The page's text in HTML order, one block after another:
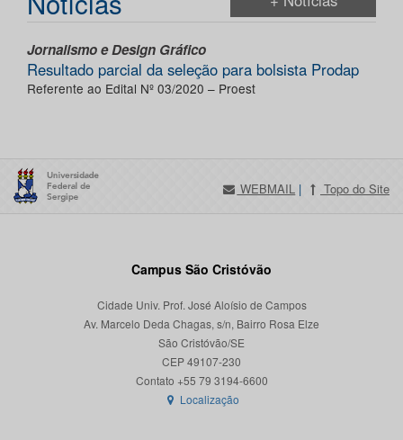
Jornalismo e Design Gráfico
Resultado parcial da seleção para bolsista Prodap
Referente ao Edital Nº 03/2020 – Proest
WEBMAIL | Topo do Site
Campus São Cristóvão
Cidade Univ. Prof. José Aloísio de Campos
Av. Marcelo Deda Chagas, s/n, Bairro Rosa Elze
São Cristóvão/SE
CEP 49107-230
Localização